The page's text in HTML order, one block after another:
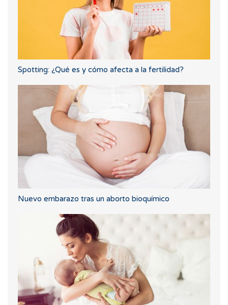
Spotting: ¿Qué es y cómo afecta a la fertilidad?
Nuevo embarazo tras un aborto bioquímico